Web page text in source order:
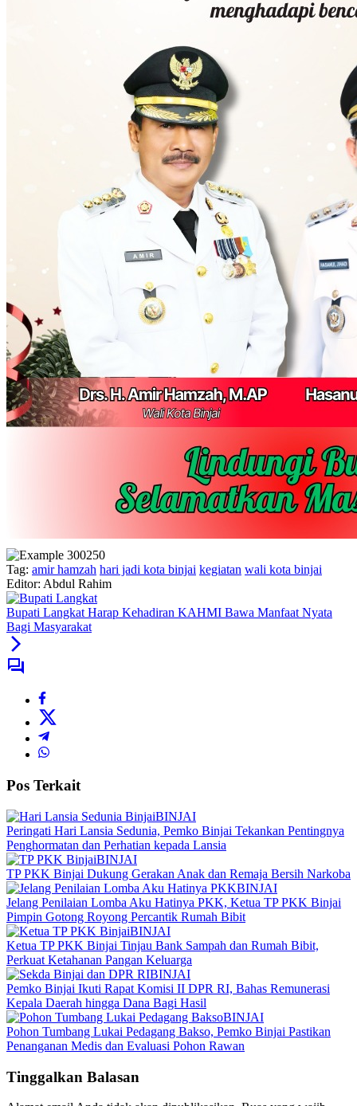
Tag: amir hamzah hari jadi kota binjai kegiatan wali kota binjai
Editor: Abdul Rahim
Bupati Langkat Harap Kehadiran KAHMI Bawa Manfaat Nyata
Bagi Masyarakat
Pos Terkait
BINJAI
Peringati Hari Lansia Sedunia, Pemko Binjai Tekankan Pentingnya
Penghormatan dan Perhatian kepada Lansia
BINJAI
TP PKK Binjai Dukung Gerakan Anak dan Remaja Bersih Narkoba
BINJAI
Jelang Penilaian Lomba Aku Hatinya PKK, Ketua TP PKK Binjai
Pimpin Gotong Royong Percantik Rumah Bibit
BINJAI
Ketua TP PKK Binjai Tinjau Bank Sampah dan Rumah Bibit,
Perkuat Ketahanan Pangan Keluarga
BINJAI
Pemko Binjai Ikuti Rapat Komisi II DPR RI, Bahas Remunerasi
Kepala Daerah hingga Dana Bagi Hasil
BINJAI
Pohon Tumbang Lukai Pedagang Bakso, Pemko Binjai Pastikan
Penanganan Medis dan Evaluasi Pohon Rawan
Tinggalkan Balasan